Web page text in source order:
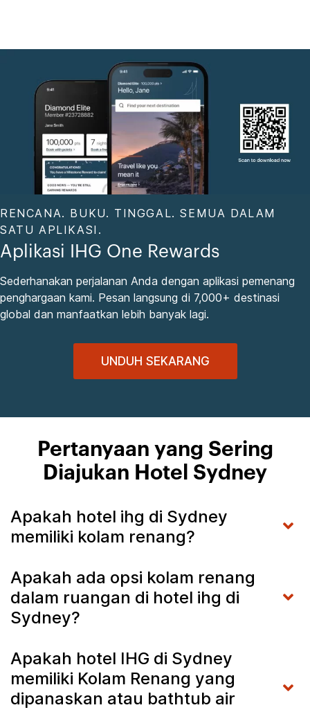
RENCANA. BUKU. TINGGAL. SEMUA DALAM
SATU APLIKASI.
Aplikasi IHG One Rewards
Sederhanakan perjalanan Anda dengan aplikasi pemenang
penghargaan kami. Pesan langsung di 7,000+ destinasi
global dan manfaatkan lebih banyak lagi.
UNDUH SEKARANG
Pertanyaan yang Sering
Diajukan Hotel Sydney
Apakah hotel ihg di Sydney
memiliki kolam renang?
Apakah ada opsi kolam renang
dalam ruangan di hotel ihg di
Sydney?
Apakah hotel IHG di Sydney
memiliki Kolam Renang yang
dipanaskan atau bathtub air